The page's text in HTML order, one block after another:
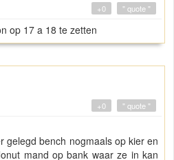
" quote "
+0
op 17 a 18 te zetten
" quote "
+0
gelegd bench nogmaals op kier en
mand op bank waar ze in kan